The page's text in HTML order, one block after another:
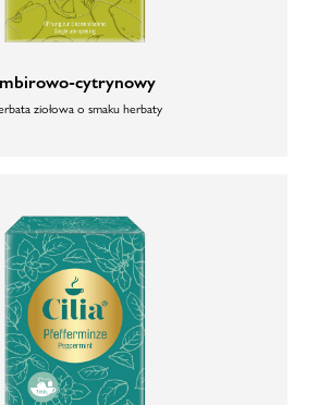
cytrynowy
ziołowa o smaku herbaty